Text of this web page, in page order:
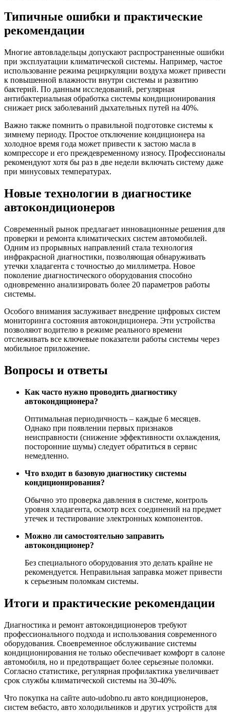
Типичные ошибки и практические
рекомендации
Многие автовладельцы допускают распространенные ошибки
при эксплуатации климатической системы. Например, частое
использование режима рециркуляции воздуха может привести
к повышенной влажности внутри системы и развитию
бактерий. По данным исследований, регулярная
антибактериальная обработка системы кондиционирования
снижает риск заболеваний дыхательных путей на 40%.
Важно также помнить о правильной подготовке системы к
зимнему периоду. Простое отключение кондиционера на
холодное время года может привести к застою масла в
компрессоре и его преждевременному износу. Профессионалы
рекомендуют хотя бы раз в две недели включать систему даже
при минусовых температурах.
Новые технологии в диагностике
автокондиционеров
Современный рынок предлагает инновационные решения для
проверки и ремонта климатических систем автомобилей.
Одним из прорывных направлений стала технология
инфракрасной диагностики, позволяющая обнаруживать
утечки хладагента с точностью до миллиметра. Новое
поколение диагностического оборудования способно
одновременно анализировать более 20 параметров работы
системы.
Особого внимания заслуживает внедрение цифровых систем
мониторинга состояния автокондиционера. Эти устройства
позволяют водителю в режиме реального времени
отслеживать все ключевые показатели работы системы через
мобильное приложение.
Вопросы и ответы
Как часто нужно проводить диагностику
автокондиционера?
Оптимальная периодичность – каждые 6 месяцев.
Однако при появлении первых признаков
неисправности (снижение эффективности охлаждения,
посторонние шумы) следует обратиться в сервис
немедленно.
Что входит в базовую диагностику системы
кондиционирования?
Обычно это проверка давления в системе, контроль
уровня хладагента, осмотр всех соединений на предмет
утечек и тестирование электронных компонентов.
Можно ли самостоятельно заправить
автокондиционер?
Без специального оборудования это делать крайне не
рекомендуется. Неправильная заправка может привести
к серьезным поломкам системы.
Итоги и практические рекомендации
Диагностика и ремонт автокондиционеров требуют
профессионального подхода и использования современного
оборудования. Своевременное обслуживание системы
кондиционирования не только обеспечивает комфорт в салоне
автомобиля, но и предотвращает более серьезные поломки.
Согласно статистике, регулярная профилактика увеличивает
срок службы климатической системы на 30-40%.
Что покупка на сайте auto-udobno.ru авто кондиционеров,
систем вебасто, авто холодильников и других устройств для